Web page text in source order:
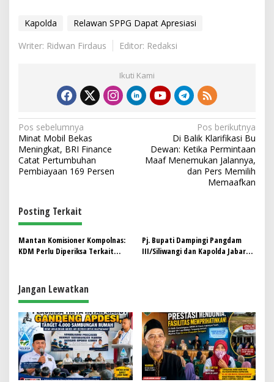
Kapolda
Relawan SPPG Dapat Apresiasi
Writer: Ridwan Firdaus
Editor: Redaksi
Ikuti Kami
N
a
v
i
a
s
i
o
s
Pos sebelumnya
Minat Mobil Bekas
Meningkat, BRI Finance
Catat Pertumbuhan
Pembiayaan 169 Persen
Pos berikutnya
Di Balik Klarifikasi Bu
Dewan: Ketika Permintaan
Maaf Menemukan Jalannya,
dan Pers Memilih
Memaafkan
Posting Terkait
Mantan Komisioner Kompolnas:
KDM Perlu Diperiksa Terkait
Pj. Bupati Dampingi Pangdam
III/Siliwangi dan Kapolda Jabar
Jangan Lewatkan